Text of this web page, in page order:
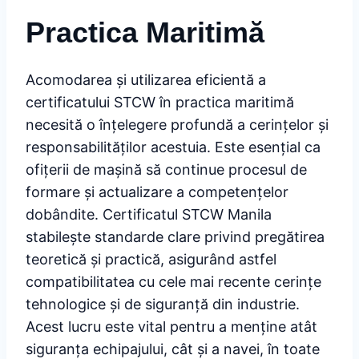
Practica Maritimă
Acomodarea și utilizarea eficientă a
certificatului STCW în practica maritimă
necesită o înțelegere profundă a cerințelor și
responsabilităților acestuia. Este esențial ca
ofițerii de mașină să continue procesul de
formare și actualizare a competențelor
dobândite. Certificatul STCW Manila
stabilește standarde clare privind pregătirea
teoretică și practică, asigurând astfel
compatibilitatea cu cele mai recente cerințe
tehnologice și de siguranță din industrie.
Acest lucru este vital pentru a menține atât
siguranța echipajului, cât și a navei, în toate